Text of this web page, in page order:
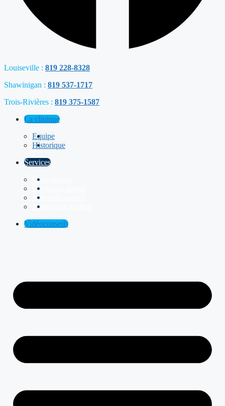
Louiseville : 819 228-8328
Shawinigan : 819 537-1717
Trois-Rivières : 819 375-1587
La clinique
Equipe
Historique
Services
Consultation
Dépistage auditif
Appareils auditif
Protecteurs auditifs
Vidéoconseils